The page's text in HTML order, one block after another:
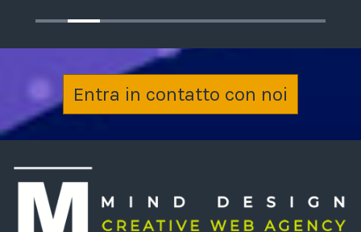
Entra in contatto con noi